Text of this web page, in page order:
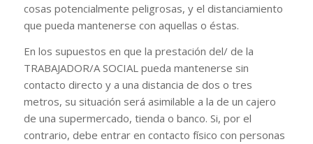
cosas potencialmente peligrosas, y el distanciamiento
que pueda mantenerse con aquellas o éstas.
En los supuestos en que la prestación del/ de la
TRABAJADOR/A SOCIAL pueda mantenerse sin
contacto directo y a una distancia de dos o tres
metros, su situación será asimilable a la de un cajero
de una supermercado, tienda o banco. Si, por el
contrario, debe entrar en contacto físico con personas